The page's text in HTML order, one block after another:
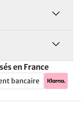
en France
bancaire